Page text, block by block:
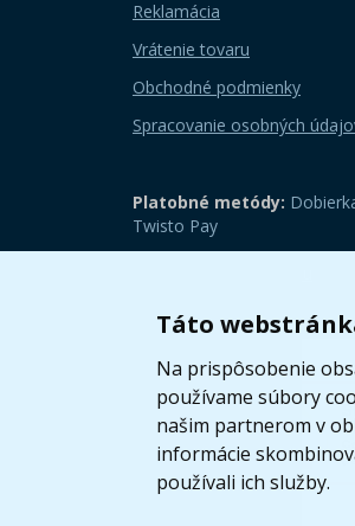
Táto
Na prispôsobenie
používame súbory
našim partnerom v
informácie
používali ich služby.
Reklamácia
Vrátenie tovaru
Obchodné podmienky
Spracovanie osobných
Platobné metódy:
Twisto Pay